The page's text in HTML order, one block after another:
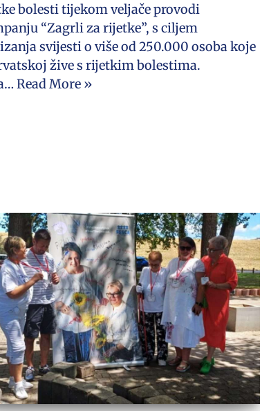
bolesti tijekom veljače provodi
“Zagrli za rijetke”, s ciljem
svijesti o više od 250.000 osoba koje
žive s rijetkim bolestima.
Read More »